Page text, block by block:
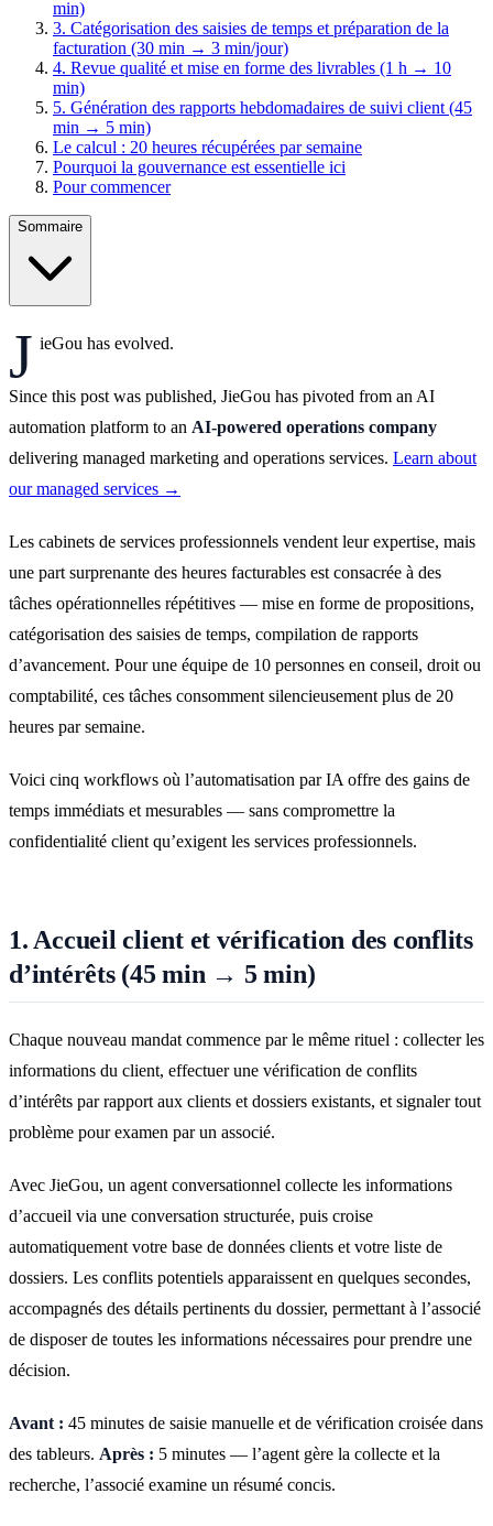
min)
3. Catégorisation des saisies de temps et préparation de la
facturation (30 min → 3 min/jour)
4. Revue qualité et mise en forme des livrables (1 h → 10
min)
5. Génération des rapports hebdomadaires de suivi client (45
min → 5 min)
Le calcul : 20 heures récupérées par semaine
Pourquoi la gouvernance est essentielle ici
Pour commencer
Sommaire
J ieGou has evolved.
Since this post was published, JieGou has pivoted from an AI
automation platform to an AI-powered operations company
delivering managed marketing and operations services. Learn about
our managed services →
Les cabinets de services professionnels vendent leur expertise, mais
une part surprenante des heures facturables est consacrée à des
tâches opérationnelles répétitives — mise en forme de propositions,
catégorisation des saisies de temps, compilation de rapports
d’avancement. Pour une équipe de 10 personnes en conseil, droit ou
comptabilité, ces tâches consomment silencieusement plus de 20
heures par semaine.
Voici cinq workflows où l’automatisation par IA offre des gains de
temps immédiats et mesurables — sans compromettre la
confidentialité client qu’exigent les services professionnels.
1. Accueil client et vérification des conflits
d’intérêts (45 min → 5 min)
Chaque nouveau mandat commence par le même rituel : collecter les
informations du client, effectuer une vérification de conflits
d’intérêts par rapport aux clients et dossiers existants, et signaler tout
problème pour examen par un associé.
Avec JieGou, un agent conversationnel collecte les informations
d’accueil via une conversation structurée, puis croise
automatiquement votre base de données clients et votre liste de
dossiers. Les conflits potentiels apparaissent en quelques secondes,
accompagnés des détails pertinents du dossier, permettant à l’associé
de disposer de toutes les informations nécessaires pour prendre une
décision.
Avant : 45 minutes de saisie manuelle et de vérification croisée dans
des tableurs. Après : 5 minutes — l’agent gère la collecte et la
recherche, l’associé examine un résumé concis.